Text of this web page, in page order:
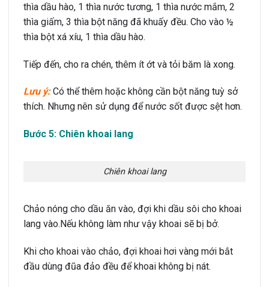
thìa dầu hào, 1 thìa nước tương, 1 thìa nước mắm, 2
thìa giấm, 3 thìa bột năng đã khuấy đều. Cho vào ½
thìa bột xá xíu, 1 thìa dầu hào.
Tiếp đến, cho ra chén, thêm ít ớt và tỏi băm là xong.
Lưu ý:Có thể thêm hoặc không cần bột năng tuỳ sở
thích. Nhưng nên sử dụng để nước sốt được sệt hơn.
Bước 5: Chiên khoai lang
Chiên khoai lang
Chảo nóng cho dầu ăn vào, đợi khi dầu sôi cho khoai
lang vào.Nếu không làm như vậy khoai sẽ bị bở.
Khi cho khoai vào chảo, đợi khoai hơi vàng mới bắt
đầu dùng đũa đảo đều để khoai không bị nát.